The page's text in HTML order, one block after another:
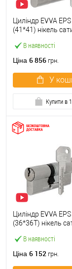
В наявності
Циліндр EVVA
(41*41) нікель
Ціна 6 856 грн.
У
Купити в
В наявності
Циліндр EVVA
(36*36T) нікель
Ціна 6 152 грн.